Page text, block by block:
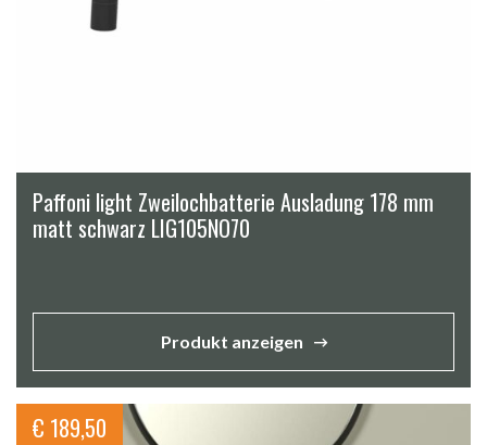
Paffoni light Zweilochbatterie Ausladung 178 mm
matt schwarz LIG105NO70
Produkt anzeigen
€ 189,50